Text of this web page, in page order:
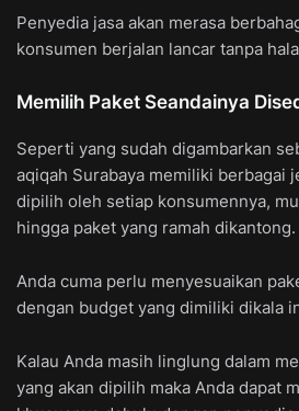
Penyedia jasa akan merasa
konsumen berjalan lancar tanpa
Memilih Paket Seandainya
Seperti yang sudah digambarkan
aqiqah Surabaya memiliki berbagai
dipilih oleh setiap konsumennya,
hingga paket yang ramah dikantong.
Anda cuma perlu menyesuaikan
dengan budget yang dimiliki dikala
Kalau Anda masih linglung dalam
yang akan dipilih maka Anda dapat